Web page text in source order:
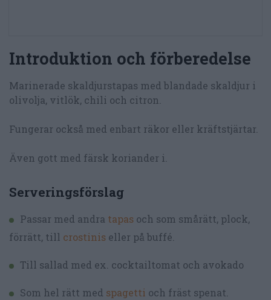
Introduktion och förberedelse
Marinerade skaldjurstapas med blandade skaldjur i
olivolja, vitlök, chili och citron.
Fungerar också med enbart räkor eller kräftstjärtar.
Även gott med färsk koriander i.
Serveringsförslag
Passar med andra tapas och som smårätt, plock,
förrätt, till crostinis eller på buffé.
Till sallad med ex. cocktailtomat och avokado
Som hel rätt med spagetti och fräst spenat.